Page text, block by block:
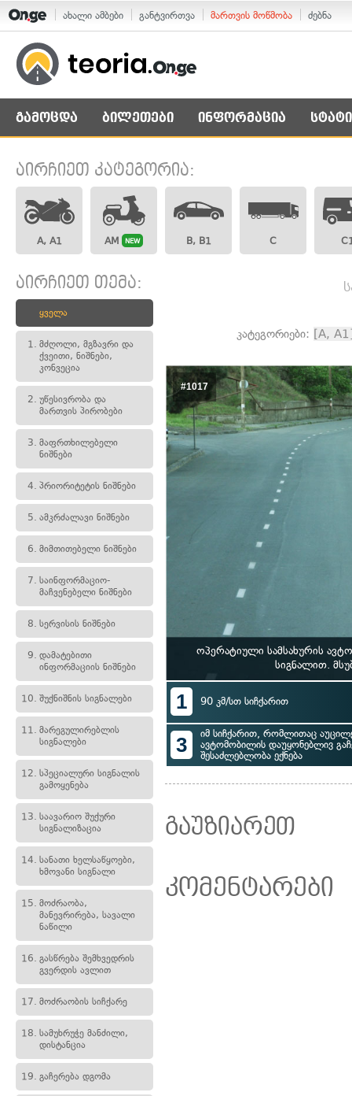
ახალი ამბები განტვირთვა მართვის მოწმობა ძებნა
გამოცდა ბილეთები ინფორმაცია
აირჩიეთ კატეგორია:
A, A1 AM NEW B, B1 C
აირჩიეთ თემა:
ყველა
1. მძღოლი, მგზავრი და
ქვეითი, ნიშნები,
კონვეცია
2. უწესივრობა და
მართვის პირობები
3. მაფრთხილებელი
ნიშნები
4. პრიორიტეტის ნიშნები
5. ამკრძალავი ნიშნები
6. მიმთითებელი ნიშნები
7. საინფორმაციო-
მაჩვენებელი ნიშნები
8. სერვისის ნიშნები
9. დამატებითი
ინფორმაციის ნიშნები
10. შუქნიშნის სიგნალები
11. მარეგულირებლის
სიგნალები
12. სპეციალური სიგნალის
გამოყენება
13. საავარიო შუქური
სიგნალიზაცია
14. სანათი ხელსაწყოები,
ხმოვანი სიგნალი
15. მოძრაობა,
მანევრირება, სავალი
ნაწილი
16. გასწრება შემხვედრის
გვერდის ავლით
17. მოძრაობის სიჩქარე
18. სამუხრუჭე მანძილი,
დისტანცია
19. გაჩერება დგომა
კატეგორიები: [A,
#1017
ოპერატიული სამსახურის
სიგნალით.
1 90 კმ/სთ სიჩქარით
3
იმ სიჩქარით, რომლითაც
ავტომობილის დაუყონებლივ
შესაძლებლობა ექნება
გაუზიარეთ
კომენტარები